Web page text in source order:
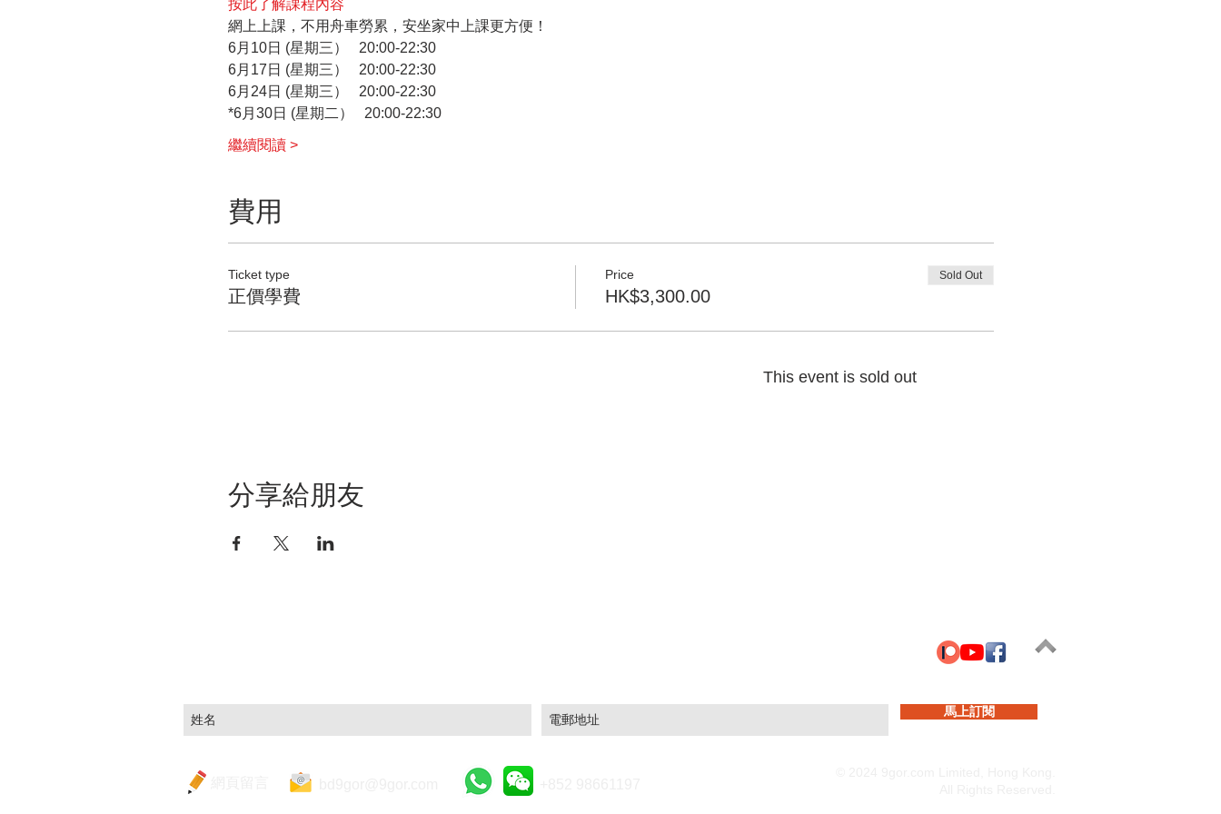
按此了解課程內容
網上上課，不用舟車勞累，安坐家中上課更方便！
6月10日 (星期三）   20:00-22:30
6月17日 (星期三）   20:00-22:30
6月24日 (星期三）   20:00-22:30
*6月30日 (星期二）   20:00-22:30
繼續閱讀 >
費用
Ticket type
正價學費
Price
HK$3,300.00
Sold Out
This event is sold out
分享給朋友
馬上訂閱